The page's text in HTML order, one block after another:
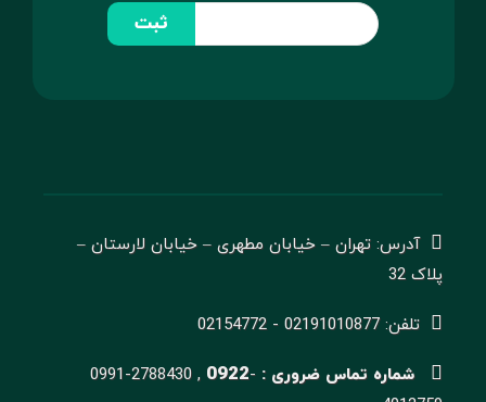
ثبت
آدرس: تهران – خیابان مطهری – خیابان لارستان –
پلاک 32
تلفن: 02191010877 - 02154772
شماره تماس ضروری : 0991-2788430 , 0922-